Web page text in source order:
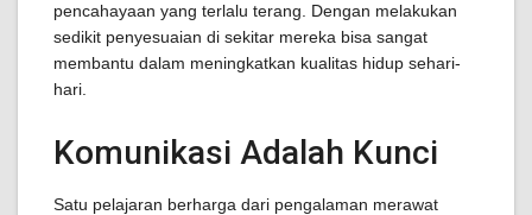
pencahayaan yang terlalu terang. Dengan melakukan
sedikit penyesuaian di sekitar mereka bisa sangat
membantu dalam meningkatkan kualitas hidup sehari-
hari.
Komunikasi Adalah Kunci
Satu pelajaran berharga dari pengalaman merawat